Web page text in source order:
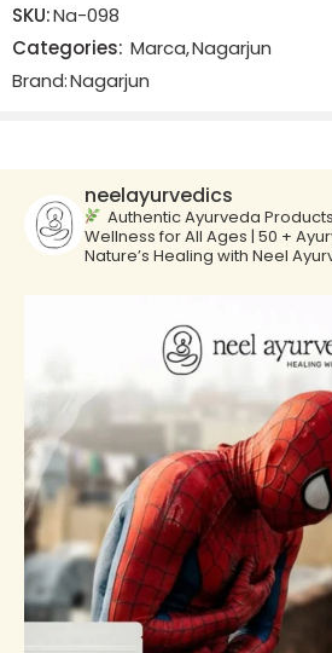
There are no reviews yet.
SKU:Na-098
Categories: Marca,Nagarjun
Brand:Nagarjun
neelayurvedics
Authentic Ayurveda
Wellness for All Ages | 50 +
Nature’s Healing with Neel